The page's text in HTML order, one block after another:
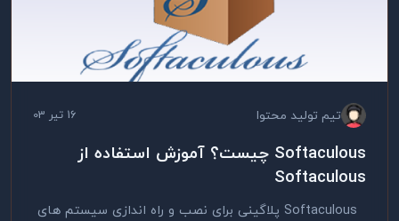
تیم تولید محتوا 16 تیر 03
Softaculous چیست؟ آموزش استفاده از
Softaculous
Softaculous پلاگینی برای نصب و راه اندازی سیستم های